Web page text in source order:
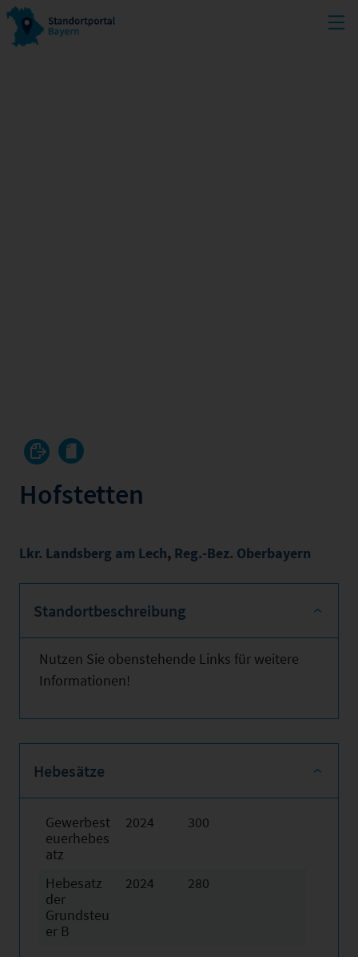
Hofstetten
Lkr. Landsberg am Lech, Reg.-Bez. Oberbayern
Standortbeschreibung
Nutzen Sie obenstehende Links für weitere
Informationen!
Hebesätze
Gewerbest
euerhebes
atz
2024 300
Hebesatz
der
Grundsteu
er B
2024 280